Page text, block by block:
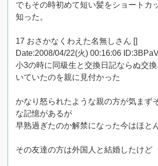
でもその時初めて短い髪をショートカ
知った。
17 おさかなくわえた名無しさん []
Date:2008/04/22(火) 00:16:06
小3の時に同級生と交換日記ならぬ交
いていたのを親に見付かった
かなり怒られたような親の方が気まず
な記憶があるが
早熟過ぎたのか解禁になった今はほと
その友達の方は外国人と結婚したけど